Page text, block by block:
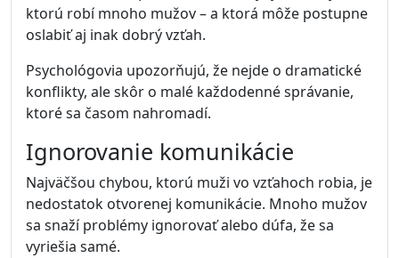
ktorú robí mnoho mužov – a ktorá môže postupne
oslabiť aj inak dobrý vzťah.
Psychológovia upozorňujú, že nejde o dramatické
konflikty, ale skôr o malé každodenné správanie,
ktoré sa časom nahromadí.
Ignorovanie komunikácie
Najväčšou chybou, ktorú muži vo vzťahoch robia, je
nedostatok otvorenej komunikácie. Mnoho mužov
sa snaží problémy ignorovať alebo dúfa, že sa
vyriešia samé.